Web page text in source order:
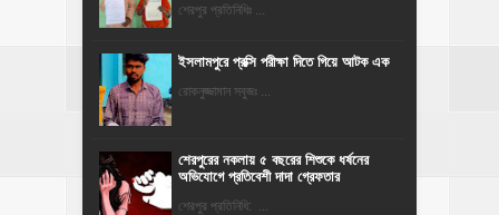
শেরপুর প্রতিনিধিঃ ...
ইসলামপুরে প্রক্সি পরীক্ষা দিতে গিয়ে আটক এক
রোকনুজ্জামান সবুজঃ ...
শেরপুরের নকলায় ৫ বছরের শিশুকে ধর্ষনের
অভিযোগে প্রতিবেশী দাদা গ্রেফতার
শেরপুর প্রতিনিধি: ...